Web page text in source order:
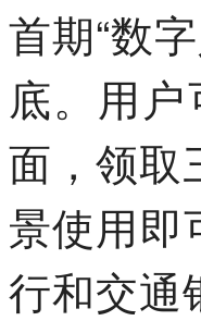
首期“数
底。用
面，领取
景使用即
行和交通